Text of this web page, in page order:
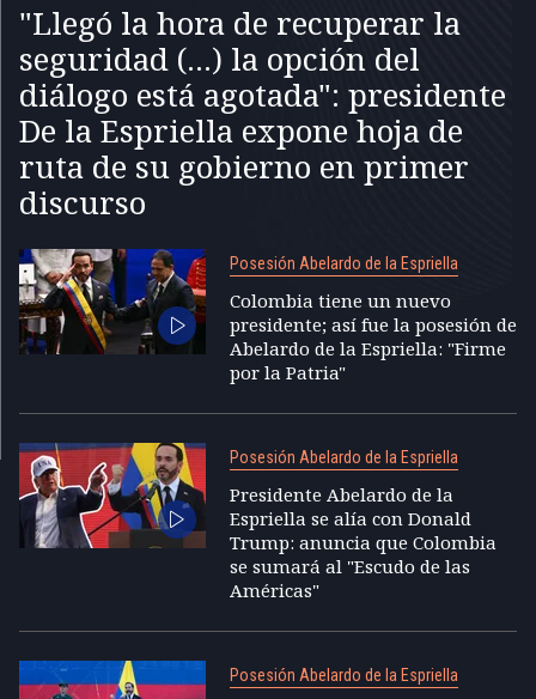
"Llegó la hora de recuperar la
seguridad (...) la opción del
diálogo está agotada": presidente
De la Espriella expone hoja de
ruta de su gobierno en primer
discurso
Posesión Abelardo de la Espriella
Colombia tiene un nuevo
presidente; así fue la posesión de
Abelardo de la Espriella: "Firme
por la Patria"
Posesión Abelardo de la Espriella
Presidente Abelardo de la
Espriella se alía con Donald
Trump: anuncia que Colombia
se sumará al "Escudo de las
Américas"
Posesión Abelardo de la Espriella